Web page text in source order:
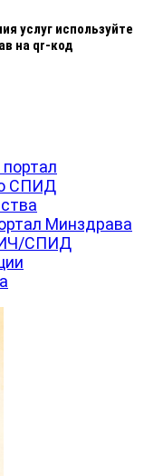
услуг используйте
на qr-код
СПИД
Минздрава
СПИД